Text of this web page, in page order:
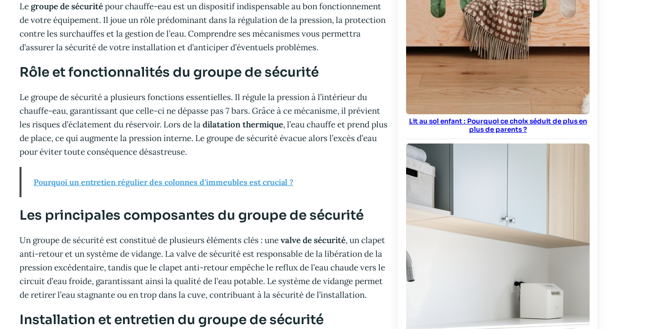
Legroupe de sécuritépour chauffe-eau est un dispositif indispensable au bon fonctionnement
de votre équipement. Il joue un rôle prédominant dans la régulation de la pression, la protection
contre les surchauffes et la gestion de l’eau. Comprendre ses mécanismes vous permettra
d’assurer la sécurité de votre installation et d’anticiper d’éventuels problèmes.
Rôle et fonctionnalités du groupe de sécurité
Le groupe de sécurité a plusieurs fonctions essentielles. Il régule la pression à l’intérieur du
chauffe-eau, garantissant que celle-ci ne dépasse pas 7 bars. Grâce à ce mécanisme, il prévient
les risques d’éclatement du réservoir. Lors de ladilatation thermique, l’eau chauffe et prend plus
de place, ce qui augmente la pression interne. Le groupe de sécurité évacue alors l’excès d’eau
pour éviter toute conséquence désastreuse.
Pourquoi un entretien régulier des colonnes d'immeubles est crucial ?
Les principales composantes du groupe de sécurité
Un groupe de sécurité est constitué de plusieurs éléments clés : unevalve de sécurité, un clapet
anti-retour et un système de vidange. La valve de sécurité est responsable de la libération de la
pression excédentaire, tandis que le clapet anti-retour empêche le reflux de l’eau chaude vers le
circuit d’eau froide, garantissant ainsi la qualité de l’eau potable. Le système de vidange permet
de retirer l’eau stagnante ou en trop dans la cuve, contribuant à la sécurité de l’installation.
Installation et entretien du groupe de sécurité
Lit au sol enfant : Pourquoi ce choix séduit de plus en
plus de parents ?